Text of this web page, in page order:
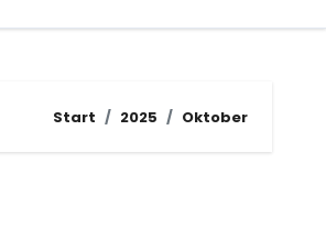
Start 2025 Oktober